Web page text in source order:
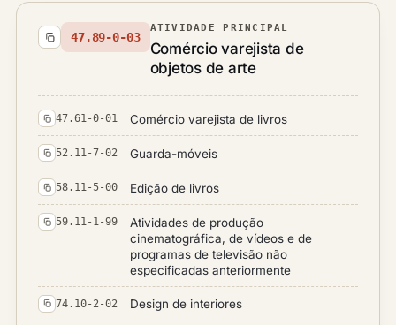
47.89-0-03
ATIVIDADE PRINCIPAL
Comércio varejista de
objetos de arte
47.61-0-01 Comércio varejista de livros
52.11-7-02 Guarda-móveis
58.11-5-00 Edição de livros
59.11-1-99
Atividades de produção
cinematográfica, de vídeos e de
programas de televisão não
especificadas anteriormente
74.10-2-02 Design de interiores